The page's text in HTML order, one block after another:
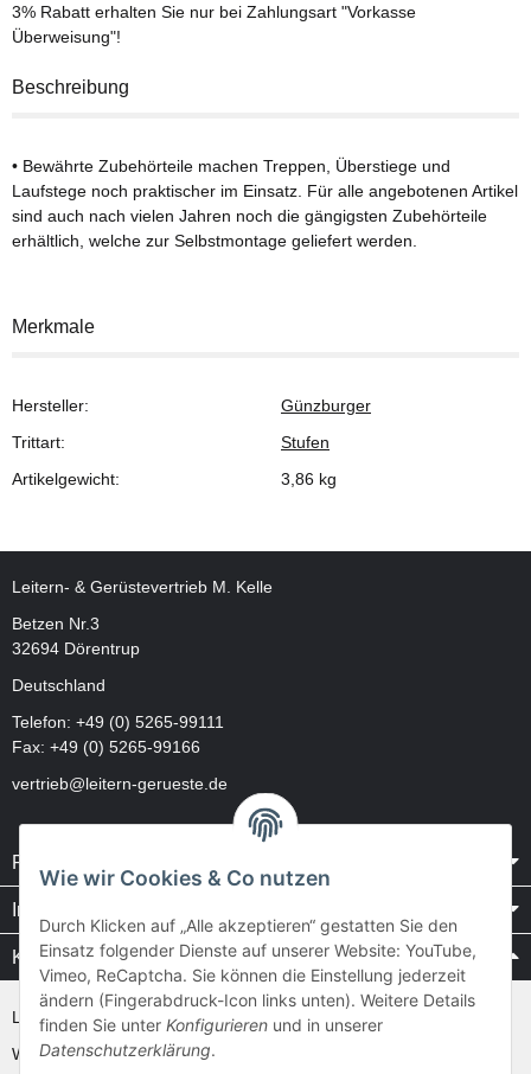
3% Rabatt erhalten Sie nur bei Zahlungsart "Vorkasse
Überweisung"!
Beschreibung
• Bewährte Zubehörteile machen Treppen, Überstiege und
Laufstege noch praktischer im Einsatz. Für alle angebotenen Artikel
sind auch nach vielen Jahren noch die gängigsten Zubehörteile
erhältlich, welche zur Selbstmontage geliefert werden.
Merkmale
Hersteller:
Günzburger
Trittart:
Stufen
Artikelgewicht:
3,86 kg
Leitern- & Gerüstevertrieb M. Kelle
Betzen Nr.3
32694 Dörentrup
Deutschland
Telefon: +49 (0) 5265-99111
Fax: +49 (0) 5265-99166
vertrieb@leitern-gerueste.de
Rechtliches
Informationen
Kataloge / Videos
Layher Videos und Downloads
WAKÜ
Wie wir Cookies & Co nutzen
Durch Klicken auf „Alle akzeptieren“ gestatten Sie den
Einsatz folgender Dienste auf unserer Website: YouTube,
Vimeo, ReCaptcha. Sie können die Einstellung jederzeit
ändern (Fingerabdruck-Icon links unten). Weitere Details
finden Sie unter Konfigurieren und in unserer
Datenschutzerklärung.